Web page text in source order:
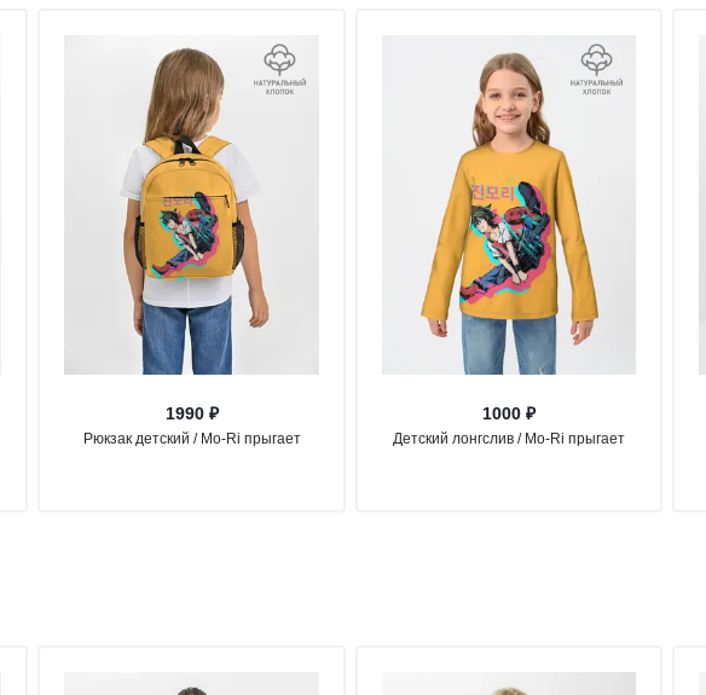
1990 ₽
Рюкзак детский / Mo-Ri прыгает
1000 ₽
Детский лонгслив / Mo-Ri прыгает